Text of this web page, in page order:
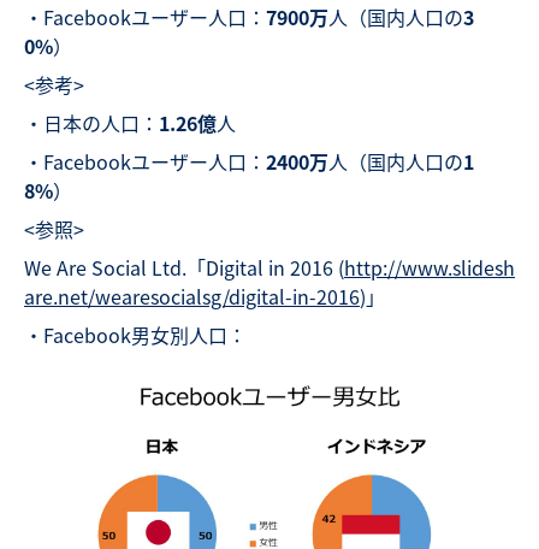
・Facebookユーザー人口： 7900万人（国内人口の3
0%）
<参考>
・日本の人口： 1.26億人
・Facebookユーザー人口： 2400万人（国内人口の1
8%）
<参照>
We Are Social Ltd.「Digital in 2016 (http://www.slidesh
are.net/wearesocialsg/digital-in-2016)」
・Facebook男女別人口：